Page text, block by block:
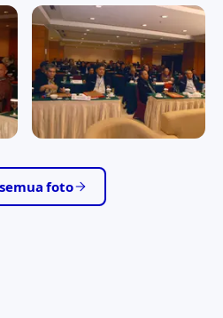
RAPAT KERJA II/2016
RAPAT KERJA II/2016
RAPAT KERJA II/2016
foto